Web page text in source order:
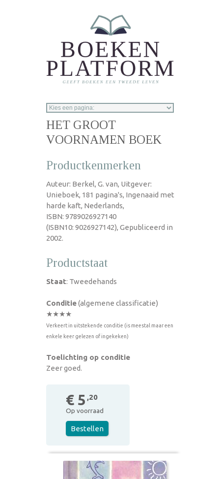
HET GROOT
VOORNAMEN BOEK
Productkenmerken
Auteur: Berkel, G. van, Uitgever:
Unieboek, 181 pagina's, Ingenaaid met
harde kaft, Nederlands,
ISBN: 9789026927140
(ISBN10: 9026927142), Gepubliceerd in
2002.
Productstaat
Staat: Tweedehands
Conditie(algemene classificatie)
★★★★
Verkeert in uitstekende conditie (is meestal maar een
enkele keer gelezen of ingekeken)
Toelichting op conditie
Zeer goed.
€ 5 ,20
Op voorraad
Bestellen